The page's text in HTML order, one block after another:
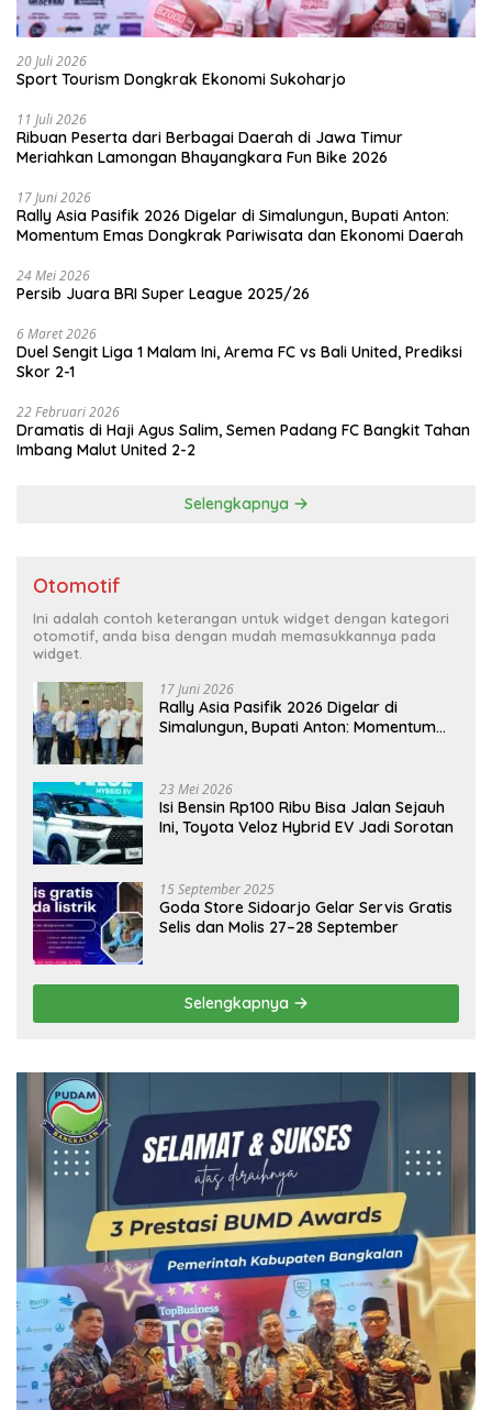
20 Juli 2026
Sport Tourism Dongkrak Ekonomi Sukoharjo
11 Juli 2026
Ribuan Peserta dari Berbagai Daerah di Jawa Timur
Meriahkan Lamongan Bhayangkara Fun Bike 2026
17 Juni 2026
Rally Asia Pasifik 2026 Digelar di Simalungun, Bupati Anton:
Momentum Emas Dongkrak Pariwisata dan Ekonomi Daerah
24 Mei 2026
Persib Juara BRI Super League 2025/26
6 Maret 2026
Duel Sengit Liga 1 Malam Ini, Arema FC vs Bali United, Prediksi
Skor 2-1
22 Februari 2026
Dramatis di Haji Agus Salim, Semen Padang FC Bangkit Tahan
Imbang Malut United 2-2
Selengkapnya
Otomotif
Ini adalah contoh keterangan untuk widget dengan kategori
otomotif, anda bisa dengan mudah memasukkannya pada
widget.
17 Juni 2026
Rally Asia Pasifik 2026 Digelar di
Simalungun, Bupati Anton: Momentum
23 Mei 2026
Isi Bensin Rp100 Ribu Bisa Jalan Sejauh
Ini, Toyota Veloz Hybrid EV Jadi Sorotan
15 September 2025
Goda Store Sidoarjo Gelar Servis Gratis
Selis dan Molis 27–28 September
Selengkapnya